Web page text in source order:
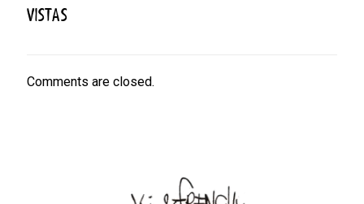
VISTAS
Comments are closed.